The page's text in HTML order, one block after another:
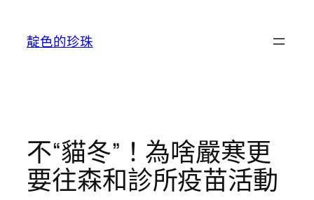
靛色的珍珠
不“貓冬”！為啥嚴寒更
要往森和診所疫苗活動